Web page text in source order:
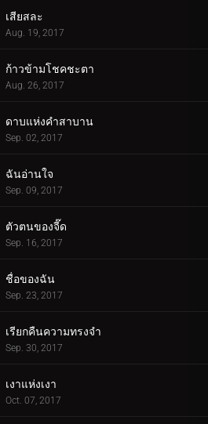
เสียสละ
Aug. 19, 2017
ก้าวข้ามโชคชะตา
Aug. 26, 2017
ดาบแห่งคำสาบาน
Sep. 02, 2017
ฉันอ่านใจ
Sep. 09, 2017
ตัวตนของจี๊ด
Sep. 16, 2017
ชื่อของฉัน
Sep. 23, 2017
เรียกคืนความทรงจำ
Sep. 30, 2017
เงาแห่งเงา
Oct. 07, 2017